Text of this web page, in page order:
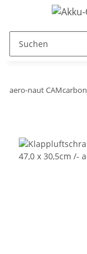
aero-naut CAMcarbon